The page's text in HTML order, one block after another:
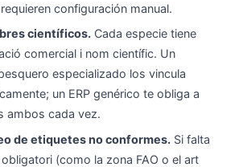
configuración manual.
científicos. Cada especie tiene
comercial i nom científic. Un
especializado los vincula
un ERP genérico te obliga a
ambos cada vez.
de etiquetes no conformes. Si falta
(como la zona FAO o el art